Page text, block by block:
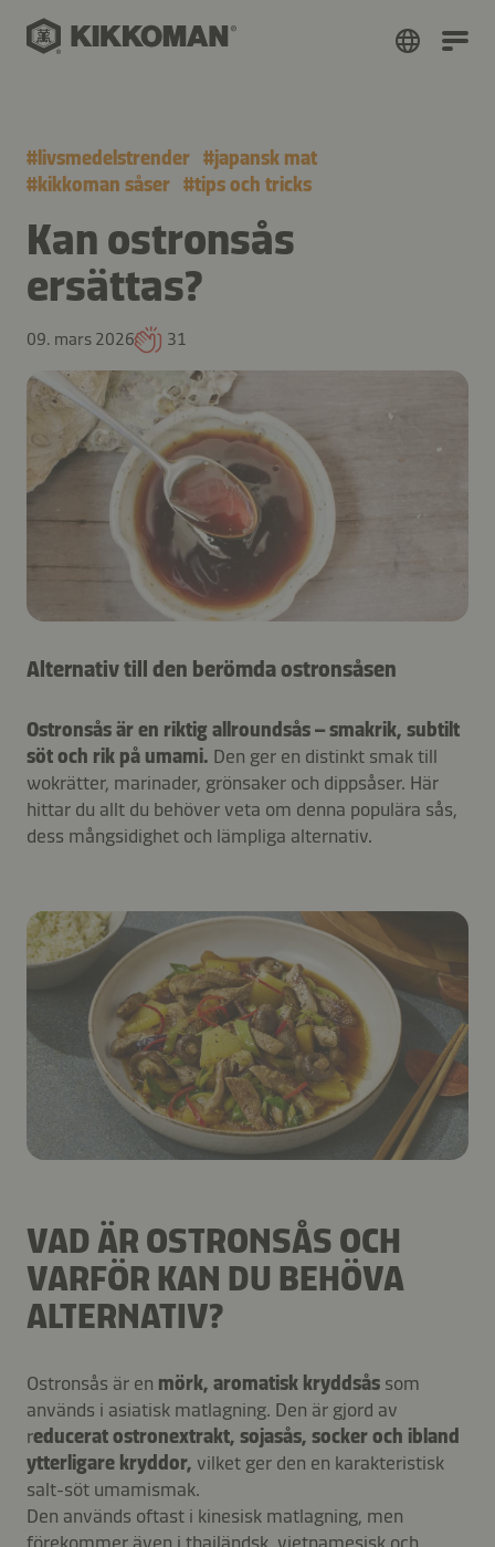
#livsmedelstrender #japansk mat
#kikkoman såser #tips och tricks
Kan ostronsås
ersättas?
09. mars 2026 31
Alternativ till den berömda ostronsåsen
Ostronsås är en riktig allroundsås – smakrik, subtilt
söt och rik på umami. Den ger en distinkt smak till
wokrätter, marinader, grönsaker och dippsåser. Här
hittar du allt du behöver veta om denna populära sås,
dess mångsidighet och lämpliga alternativ.
VAD ÄR OSTRONSÅS OCH
VARFÖR KAN DU BEHÖVA
ALTERNATIV?
Ostronsås är en mörk, aromatisk kryddsås som
används i asiatisk matlagning. Den är gjord av
reducerat ostronextrakt, sojasås, socker och ibland
ytterligare kryddor, vilket ger den en karakteristisk
salt-söt umamismak.
Den används oftast i kinesisk matlagning, men